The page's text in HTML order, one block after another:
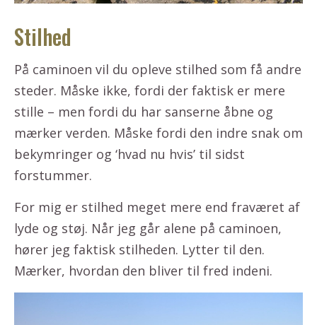
Stilhed
På caminoen vil du opleve stilhed som få andre
steder. Måske ikke, fordi der faktisk er mere
stille – men fordi du har sanserne åbne og
mærker verden. Måske fordi den indre snak om
bekymringer og ‘hvad nu hvis’ til sidst
forstummer.
For mig er stilhed meget mere end fraværet af
lyde og støj. Når jeg går alene på caminoen,
hører jeg faktisk stilheden. Lytter til den.
Mærker, hvordan den bliver til fred indeni.